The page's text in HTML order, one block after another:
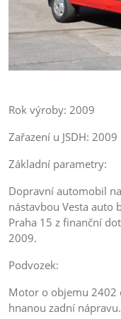
Rok výroby: 2009
Zařazení u JSDH: 2009
Základní parametry:
Dopravní automobil
nástavbou Vesta auto
Praha 15 z finanční
2009.
Podvozek:
Motor o objemu 2402
hnanou zadní